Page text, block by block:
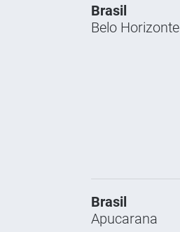
Brasil
Belo Horizonte
Brasil
Apucarana